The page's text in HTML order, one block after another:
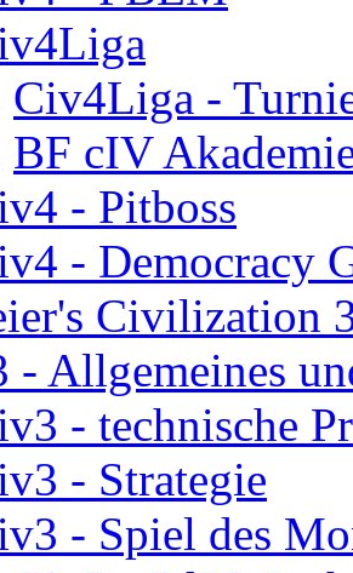
Civ4Liga -
BF cIV
- Pitboss
- Democracy
Civilization
- Allgemeines
- technische
- Strategie
- Spiel des